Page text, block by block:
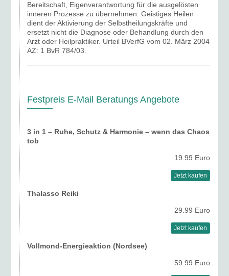
Bereitschaft, Eigenverantwortung für die ausgelösten
inneren Prozesse zu übernehmen. Geistiges Heilen
dient der Aktivierung der Selbstheilungskräfte und
ersetzt nicht die Diagnose oder Behandlung durch den
Arzt oder Heilpraktiker. Urteil BVerfG vom 02. März 2004
AZ: 1 BvR 784/03.
Festpreis E-Mail Beratungs Angebote
3 in 1 – Ruhe, Schutz & Harmonie – wenn das Chaos
tob
19.99 Euro
Jetzt kaufen
Thalasso Reiki
29.99 Euro
Jetzt kaufen
Vollmond-Energieaktion (Nordsee)
59.99 Euro